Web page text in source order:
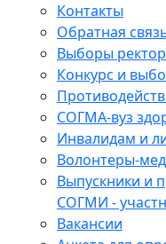
Контакты
Обратная
Выборы
Конкурс и
СОГМА-вуз
Инвалидам и
Волонтеры-
Выпускники и
СОГМИ -
Вакансии